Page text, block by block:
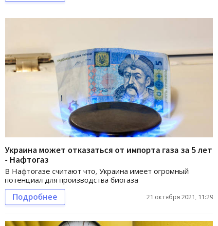
Украина может отказаться от импорта газа за 5 лет
- Нафтогаз
В Нафтогазе считают что, Украина имеет огромный
потенциал для производства биогаза
Подробнее 21 октября 2021, 11:29